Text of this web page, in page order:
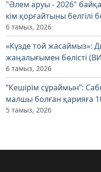
"Әлем аруы - 2026"
кім қорғайтыны белгілі
6 тамыз, 2026
«Күзде той жасаймыз»:
жаңалығымен бөлісті
6 тамыз, 2026
“Кешірім сұраймын”:
малшы болған қарияға
5 тамыз, 2026